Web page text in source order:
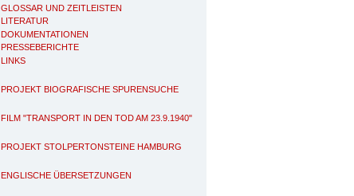
GLOSSAR UND ZEITLEISTEN
LITERATUR
DOKUMENTATIONEN
PRESSEBERICHTE
LINKS
PROJEKT BIOGRAFISCHE SPURENSUCHE
FILM "TRANSPORT IN DEN TOD AM 23.9.1940"
PROJEKT STOLPERTONSTEINE HAMBURG
ENGLISCHE ÜBERSETZUNGEN